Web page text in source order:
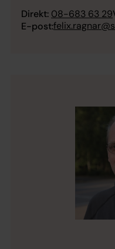
Direkt: 08-683 63 29
E-post: